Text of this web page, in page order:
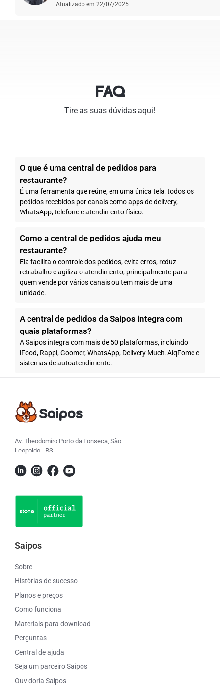
Atualizado em 22/07/2025
FAQ
Tire as suas dúvidas aqui!
O que é uma central de pedidos para
restaurante?
É uma ferramenta que reúne, em uma única tela, todos os
pedidos recebidos por canais como apps de delivery,
WhatsApp, telefone e atendimento físico.
Como a central de pedidos ajuda meu
restaurante?
Ela facilita o controle dos pedidos, evita erros, reduz
retrabalho e agiliza o atendimento, principalmente para
quem vende por vários canais ou tem mais de uma
unidade.
A central de pedidos da Saipos integra com
quais plataformas?
A Saipos integra com mais de 50 plataformas, incluindo
iFood, Rappi, Goomer, WhatsApp, Delivery Much, AiqFome e
sistemas de autoatendimento.
Av. Theodomiro Porto da Fonseca, São
Leopoldo - RS
Saipos
Sobre
Histórias de sucesso
Planos e preços
Como funciona
Materiais para download
Perguntas
Central de ajuda
Seja um parceiro Saipos
Ouvidoria Saipos